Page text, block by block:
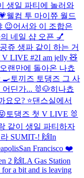
생일 파티에 놀러와
웰컴 투 마이쮸 월드
😉어서와 이 조합은
네일 샵 오픈 💅
공쥬 생파 같이 하는 거
LIVE #2I am jelly 🧸
오랜만에 돌아온 나쵸
토끼즈 토댕즈 그 사
어딘가... 🐰🐶히나쵸
요오? ⭐️댄스실에서
토댕즈 첫 V LIVE 🐰
같이 생일 파티하자
SUMIT-! 🙌In
San Francisco ❤️
2 🙌LA Gas Station
a bit and is leaving